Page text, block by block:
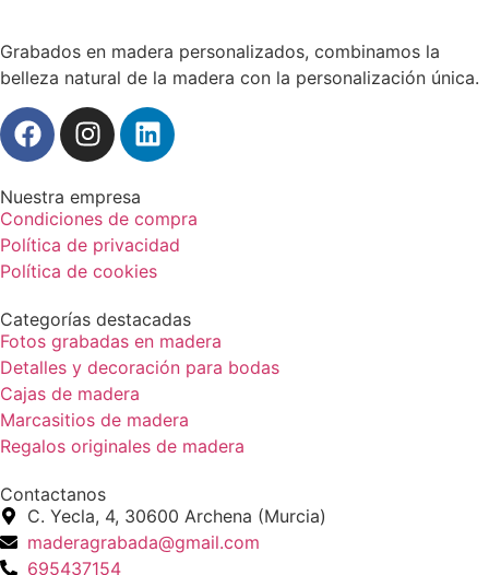
Grabados en madera personalizados, combinamos la
belleza natural de la madera con la personalización única.
Nuestra empresa
Condiciones de compra
Política de privacidad
Política de cookies
Categorías destacadas
Fotos grabadas en madera
Detalles y decoración para bodas
Cajas de madera
Marcasitios de madera
Regalos originales de madera
Contactanos
C. Yecla, 4, 30600 Archena (Murcia)
maderagrabada@gmail.com
695437154